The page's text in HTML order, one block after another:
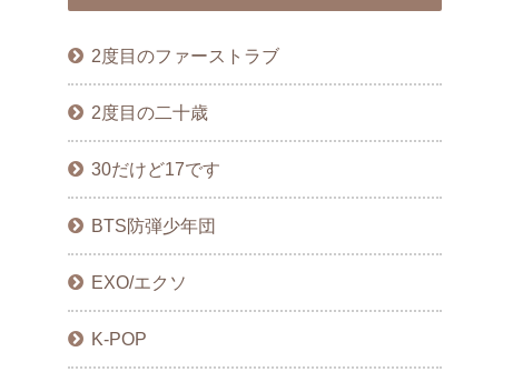
2度目のファーストラブ
2度目の二十歳
30だけど17です
BTS防弾少年団
EXO/エクソ
K-POP